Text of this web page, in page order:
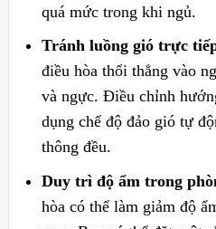
quá mức trong khi ngủ.
Tránh luồng gió trực
điều hòa thổi thẳng vào
và ngực. Điều chỉnh
dụng chế độ đảo gió tự
thông đều.
Duy trì độ ẩm trong
hòa có thể làm giảm độ